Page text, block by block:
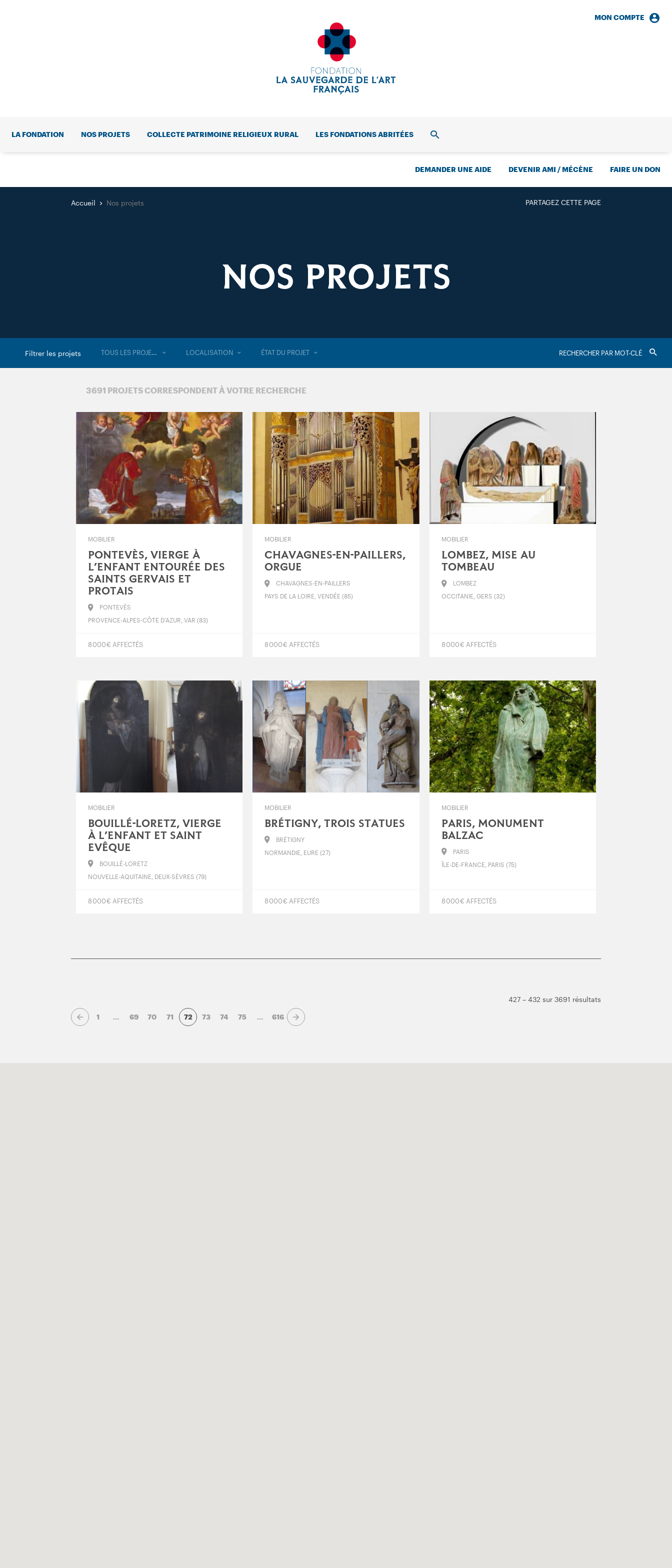
MON COMPTE
LA FONDATION NOS PROJETS COLLECTE PATRIMOINE RELIGIEUX RURAL LES FONDATIONS ABRITÉES RECHERCHE
DEMANDER UNE AIDE DEVENIR AMI / MÉCÈNE FAIRE UN DON
PARTAGEZ CETTE PAGE
Accueil Nos projets
NOS PROJETS
Filtrer les projets
Valider
TOUS LES PROJETS LOCALISATION ÉTAT DU PROJET
3 691 PROJETS CORRESPONDENT À VOTRE RECHERCHE
MOBILIER
PONTEVÈS, VIERGE À
L’ENFANT ENTOURÉE DES
SAINTS GERVAIS ET
PROTAIS
PONTEVÈS
PROVENCE-ALPES-CÔTE D’AZUR, VAR (83)
8 000 € AFFECTÉS
MOBILIER
CHAVAGNES-EN-PAILLERS,
ORGUE
CHAVAGNES-EN-PAILLERS
PAYS DE LA LOIRE, VENDÉE (85)
8 000 € AFFECTÉS
MOBILIER
LOMBEZ, MISE AU
TOMBEAU
LOMBEZ
OCCITANIE, GERS (32)
8 000 € AFFECTÉS
MOBILIER
BOUILLÉ-LORETZ, VIERGE
À L’ENFANT ET SAINT
EVÊQUE
BOUILLÉ-LORETZ
NOUVELLE-AQUITAINE, DEUX-SÈVRES (79)
8 000 € AFFECTÉS
MOBILIER
BRÉTIGNY, TROIS STATUES
BRÉTIGNY
NORMANDIE, EURE (27)
8 000 € AFFECTÉS
MOBILIER
PARIS, MONUMENT
BALZAC
PARIS
ÎLE-DE-FRANCE, PARIS (75)
8 000 € AFFECTÉS
1 … 69 70 71 72 73 74 75 … 616 Page suivante
427 – 432 sur 3691 résultats